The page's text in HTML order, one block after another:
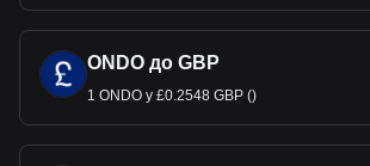
ONDO до GBP
1 ONDO у £0.2548 GBP ()